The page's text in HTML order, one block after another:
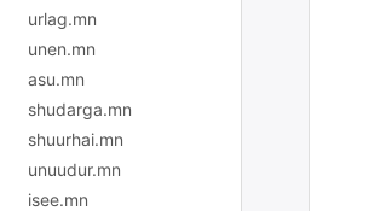
urlag.mn
unen.mn
asu.mn
shudarga.mn
shuurhai.mn
unuudur.mn
isee.mn